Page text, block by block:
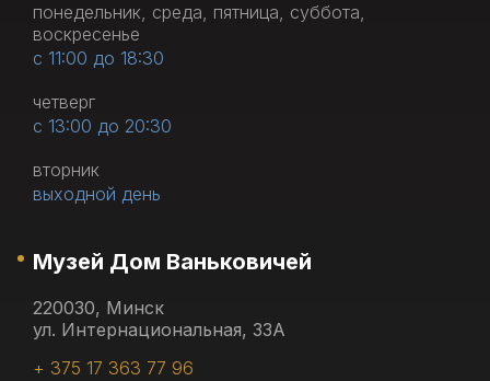
понедельник, среда, пятница, суббота,
воскресенье
с 11:00 до 18:30
четверг
с 13:00 до 20:30
вторник
выходной день
Музей Дом Ваньковичей
220030, Минск
ул. Интернациональная, 33А
+ 375 17 363 77 96